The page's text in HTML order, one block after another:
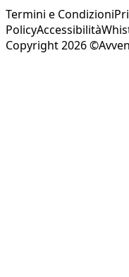
Termini e Condizioni
PolicyAccessibilità
Copyright 2026